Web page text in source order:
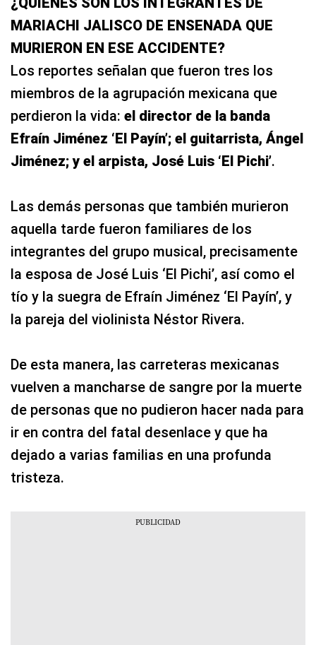
MARIACHI JALISCO DE ENSENADA QUE
MURIERON EN ESE ACCIDENTE?
Los reportes señalan que fueron tres los
miembros de la agrupación mexicana que
perdieron la vida: el director de la banda
Efraín Jiménez ‘El Payín’; el guitarrista, Ángel
Jiménez; y el arpista, José Luis ‘El Pichi’.
Las demás personas que también murieron
aquella tarde fueron familiares de los
integrantes del grupo musical, precisamente
la esposa de José Luis ‘El Pichi’, así como el
tío y la suegra de Efraín Jiménez ‘El Payín’, y
la pareja del violinista Néstor Rivera.
De esta manera, las carreteras mexicanas
vuelven a mancharse de sangre por la muerte
de personas que no pudieron hacer nada para
ir en contra del fatal desenlace y que ha
dejado a varias familias en una profunda
tristeza.